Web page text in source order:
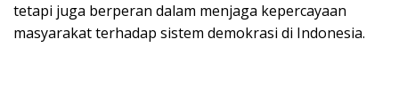
tetapi juga berperan dalam menjaga kepercayaan
masyarakat terhadap sistem demokrasi di Indonesia.